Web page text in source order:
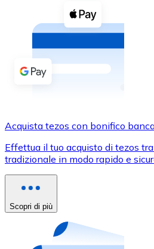
Buoni cripto
Acquista criptovalute in
Acquista con contanti
Bonifico SEPA
Usa le carte Visa e
Acquista con carta
Acquista gift card dei tuoi
Acquista tezos con bonifico
Effettua il tuo acquisto di tezos
tradizionale in modo rapido e
Scopri di più